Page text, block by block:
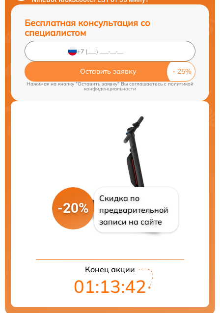
Бесплатная консультация со
специалистом
Оставить заявку
Нажимая на кнопку "Оставить заявку" Вы соглашаетесь c политикой
конфиденциальности
-20%
Скидка по
предварительной
записи на сайте
Конец акции
01:13:41